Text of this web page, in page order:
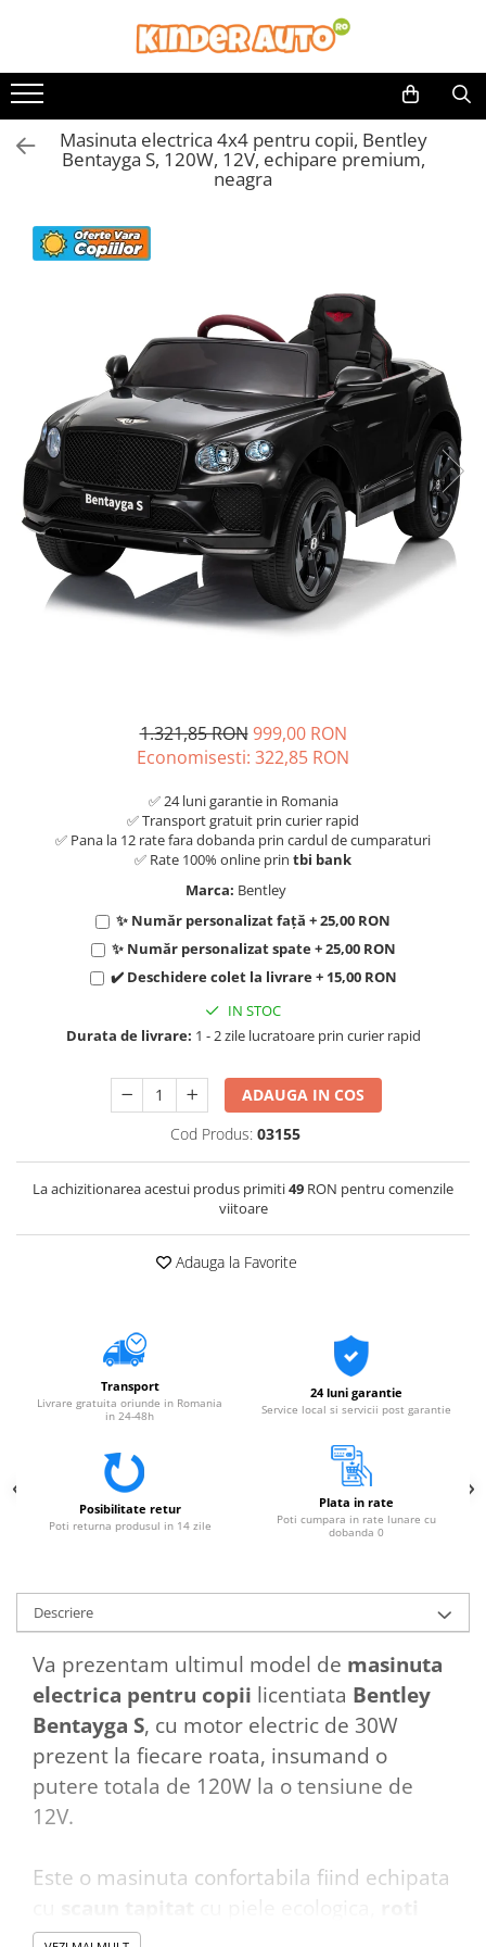
Toate Produsele
Produse in stoc
Masinute electrice
Motociclete electrice
Vehicule electrice adulti
Vehicule speciale copii
Masinute electrice Mercedes
Masinute electrice tip SUV
Piese & Accesorii
Jucarii RC cu telecomanda
Masinuta electrica 4x4 pentru copii, Bentley
Bentayga S, 120W, 12V, echipare premium,
neagra
1.321,85 RON 999,00 RON
Economisesti: 322,85 RON
✅ 24 luni garantie in Romania
✅ Transport gratuit prin curier rapid
✅ Pana la 12 rate fara dobanda prin cardul de cumparaturi
✅ Rate 100% online prin tbi bank
Marca: Bentley
✨ Număr personalizat față + 25,00 RON
✨ Număr personalizat spate + 25,00 RON
✔️ Deschidere colet la livrare + 15,00 RON
IN STOC
Durata de livrare: 1 - 2 zile lucratoare prin curier rapid
ADAUGA IN COS
Cod Produs: 03155
La achizitionarea acestui produs primiti49 RON pentru comenzile
viitoare
Adauga la Favorite
Transport
Livrare gratuita oriunde in Romania
in 24-48h
24 luni garantie
Service local si servicii post garantie
Posibilitate retur
Poti returna produsul in 14 zile
Plata in rate
Poti cumpara in rate lunare cu
dobanda 0
Descriere
Va prezentam ultimul model de masinuta
electrica pentru copii licentiata Bentley
Bentayga S, cu motor electric de 30W
prezent la fiecare roata, insumand o
putere totala de 120W la o tensiune de
12V.
Este o masinuta confortabila fiind echipata
moidin cauciuc EVA, music